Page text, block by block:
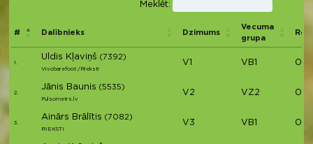
Meklēt:
# Dalībnieks Dzimums
Vecuma
grupa
1.
Uldis Kļaviņš (7392)
Vivobarefoot /Rieksti
V1 VB1
2.
Jānis Baunis (5535)
Pulsometrs.lv
V2 VZ2
3.
Ainārs Brālītis (7082)
RIEKSTI
V3 VB1